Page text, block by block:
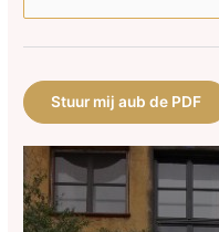
Stuur mij aub de PDF